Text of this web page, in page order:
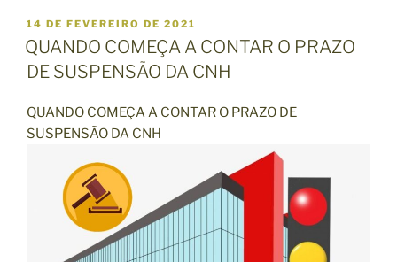
P
U
B
A
D
14 DE FEVEREIRO DE 2021
QUANDO COMEÇA A CONTAR O PRAZO
DE SUSPENSÃO DA CNH
QUANDO COMEÇA A CONTAR O PRAZO DE
SUSPENSÃO DA CNH